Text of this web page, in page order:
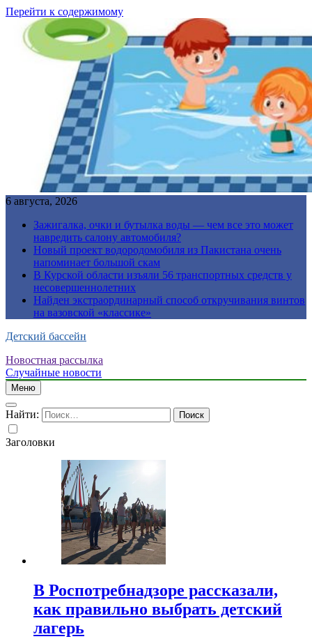
Перейти к содержимому
6 августа, 2026
Зажигалка, очки и бутылка воды — чем все это может
навредить салону автомобиля?
Новый проект водородомобиля из Пакистана очень
напоминает большой скам
В Курской области изъяли 56 транспортных средств у
несовершеннолетних
Найден экстраординарный способ откручивания винтов
на вазовской «классике»
Детский бассейн
Новостная рассылка
Случайные новости
Меню
Найти:
Заголовки
В Роспотребнадзоре рассказали,
как правильно выбрать детский
лагерь